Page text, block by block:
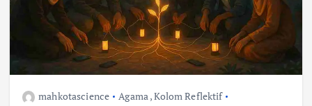
mahkotascience Agama,Kolom Reflektif